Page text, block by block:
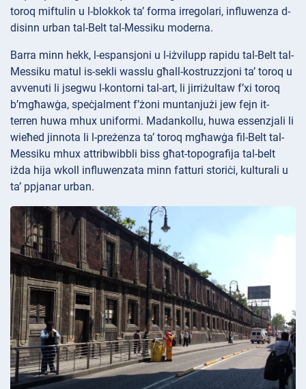
toroq miftulin u l-blokkok ta’ forma irregolari, influwenza d-
disinn urban tal-Belt tal-Messiku moderna.
Barra minn hekk, l-espansjoni u l-iżvilupp rapidu tal-Belt tal-
Messiku matul is-sekli wasslu għall-kostruzzjoni ta’ toroq u
avvenuti li jsegwu l-kontorni tal-art, li jirriżultaw f’xi toroq
b’mgħawġa, speċjalment f’żoni muntanjużi jew fejn it-
terren huwa mhux uniformi. Madankollu, huwa essenzjali li
wieħed jinnota li l-preżenza ta’ toroq mgħawġa fil-Belt tal-
Messiku mhux attribwibbli biss għat-topografija tal-belt
iżda hija wkoll influwenzata minn fatturi storiċi, kulturali u
ta’ ppjanar urban.